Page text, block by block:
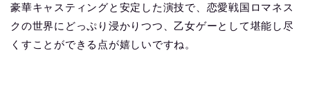
豪華キャスティングと安定した演技で、恋愛戦国ロマネス
クの世界にどっぷり浸かりつつ、乙女ゲーとして堪能し尽
くすことができる点が嬉しいですね。